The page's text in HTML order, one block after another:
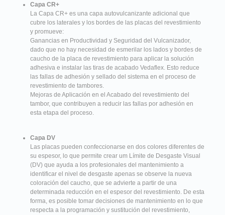
Capa CR+
La Capa CR+ es una capa autovulcanizante adicional que
cubre los laterales y los bordes de las placas del revestimiento
y promueve:
Ganancias en Productividad y Seguridad del Vulcanizador,
dado que no hay necesidad de esmerilar los lados y bordes de
caucho de la placa de revestimiento para aplicar la solución
adhesiva e instalar las tiras de acabado Vedaflex. Esto reduce
las fallas de adhesión y sellado del sistema en el proceso de
revestimiento de tambores.
Mejoras de Aplicación en el Acabado del revestimiento del
tambor, que contribuyen a reducir las fallas por adhesión en
esta etapa del proceso.
Capa DV
Las placas pueden confeccionarse en dos colores diferentes de
su espesor, lo que permite crear um Límite de Desgaste Visual
(DV) que ayuda a los profesionales del mantenimiento a
identificar el nivel de desgaste apenas se observe la nueva
coloración del caucho, que se advierte a partir de una
determinada reducción en el espesor del revestimiento. De esta
forma, es posible tomar decisiones de mantenimiento en lo que
respecta a la programación y sustitución del revestimiento,